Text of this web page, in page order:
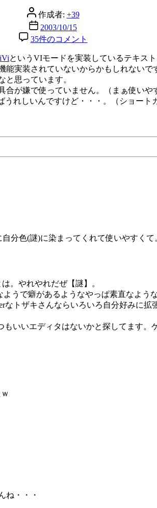
投
稿
者
作成者: +39
投
稿
2003/10/15
windows
の
テ
キ
ス
ト
エ
35件のコメント
というVIモードを実装しているテキス
実装されていないからかもしれないで
思っています。
が嫌で使っていません。（まぁ使いや
れしいんですけど・・・。（ショー
分色(謎)に染まってくれて使いやすくて
。やれやれだぜ【謎】。
うで癖があるようなやっぱ素直なよう
トザキさんならいろいろ自分好みに
いいエディタはないかと探してます。
ね・・・